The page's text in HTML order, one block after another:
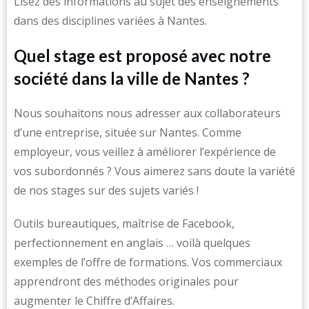
dans des disciplines variées à Nantes.
Quel stage est proposé avec notre
société dans la ville de Nantes ?
Nous souhaitons nous adresser aux collaborateurs
d’une entreprise, située sur Nantes. Comme
employeur, vous veillez à améliorer l’expérience de
vos subordonnés ? Vous aimerez sans doute la variété
de nos stages sur des sujets variés !
Outils bureautiques, maîtrise de Facebook,
perfectionnement en anglais … voilà quelques
exemples de l’offre de formations. Vos commerciaux
apprendront des méthodes originales pour
augmenter le Chiffre d’Affaires.